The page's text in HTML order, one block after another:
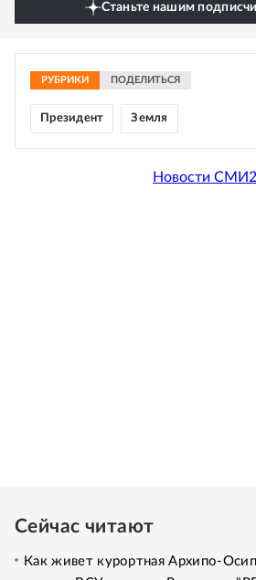
Станьте нашим
РУБРИКИ ПОДЕЛИТЬСЯ
Президент Земля
Новости СМИ2
Сейчас читают
Как живет курортная Архипо-